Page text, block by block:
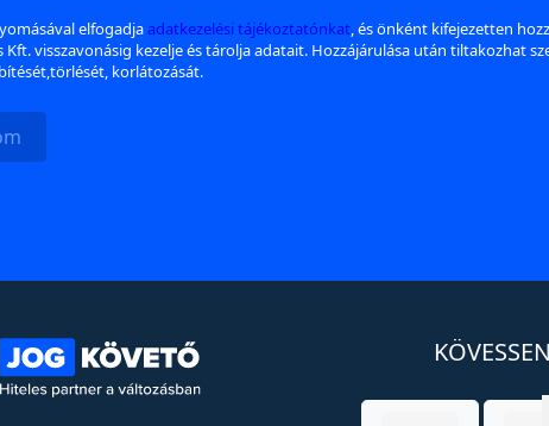
elfogadjaadatkezelési tájékoztatónkat, és önként kifejezetten
Kft. visszavonásig kezelje és tárolja adatait. Hozzájárulása után tiltakozhat
korlátozását.